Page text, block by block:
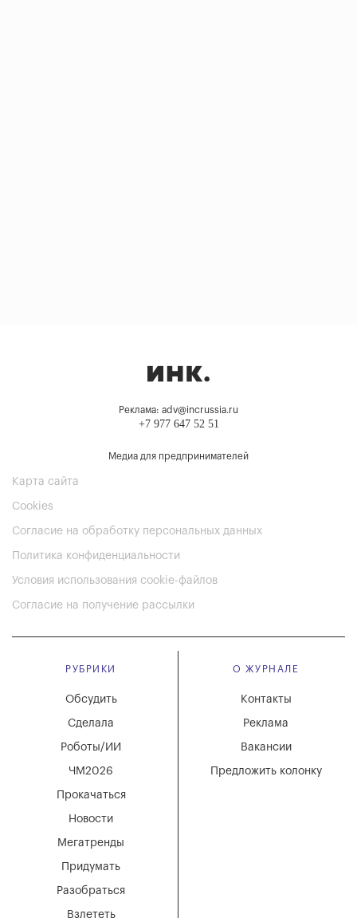
Реклама: adv@incrussia.ru
+7 977 647 52 51
Медиа для предпринимателей
Карта сайта
Cookies
Согласие на обработку персональных данных
Политика конфиденциальности
Условия использования cookie-файлов
Согласие на получение рассылки
РУБРИКИ
Мегатренды
Придумать
Разобраться
Взлететь
Новости
Обсудить
Сделала
Роботы/ИИ
ЧМ2026
Прокачаться
О ЖУРНАЛЕ
Вакансии
Реклама
Контакты
Предложить колонку